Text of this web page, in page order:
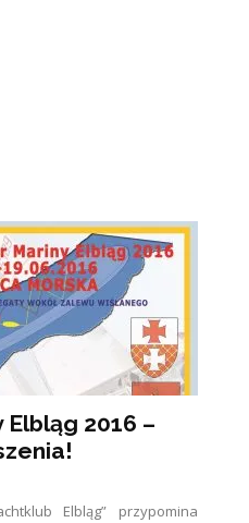
Elbląg 2016 –
Elbląg” przypomina